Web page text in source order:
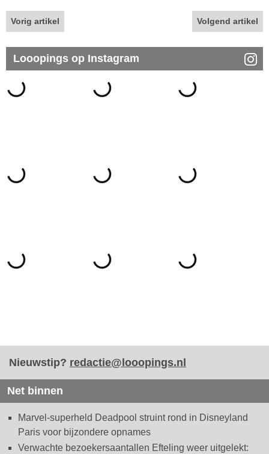
Vorig artikel Volgend artikel
Looopings op Instagram
Nieuwstip? redactie@looopings.nl
Net binnen
Marvel-superheld Deadpool struint rond in Disneyland
Paris voor bijzondere opnames
Verwachte bezoekersaantallen Efteling weer uitgelekt: